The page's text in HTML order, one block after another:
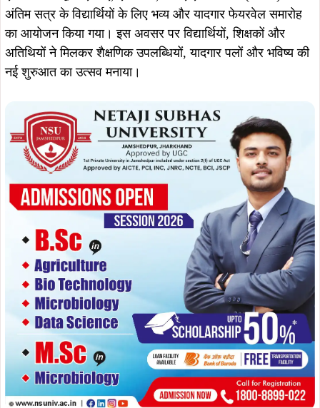
अंतिम सत्र के विद्यार्थियों के लिए भव्य और यादगार फेयरवेल समारोह
का आयोजन किया गया। इस अवसर पर विद्यार्थियों, शिक्षकों और
अतिथियों ने मिलकर शैक्षणिक उपलब्धियों, यादगार पलों और भविष्य की
नई शुरुआत का उत्सव मनाया।